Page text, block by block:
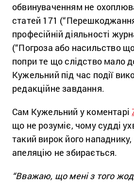
обвинуваченням не
статей 171
професійній діяльності
(“Погроза або насильство
попри те що слідство мало
Кужельний під час події
редакційне завдання.
Сам Кужельний у коментарі
що не розуміє, чому судді
такий вирок його
апеляцію не збирається.
“Вважаю, що мені з того